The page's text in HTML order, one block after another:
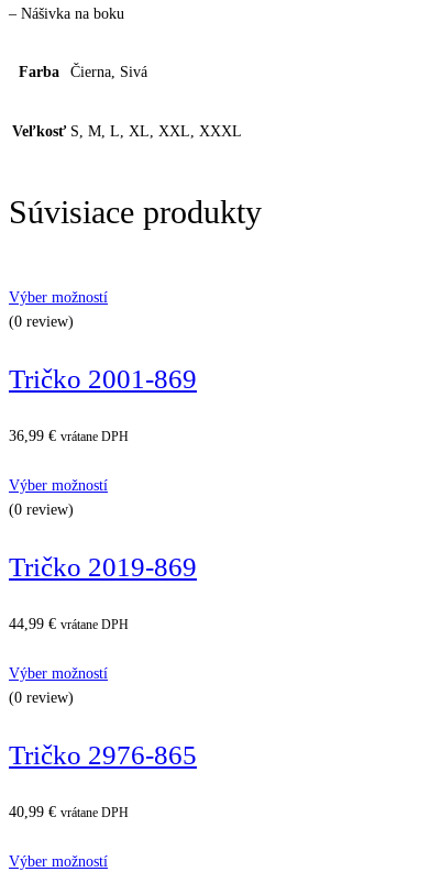
– Nášivka na boku
Farba Čierna, Sivá
Veľkosť S, M, L, XL, XXL, XXXL
Súvisiace produkty
Výber možností
(0 review)
Tričko 2001-869
36,99 € vrátane DPH
Výber možností
(0 review)
Tričko 2019-869
44,99 € vrátane DPH
Výber možností
(0 review)
Tričko 2976-865
40,99 € vrátane DPH
Výber možností